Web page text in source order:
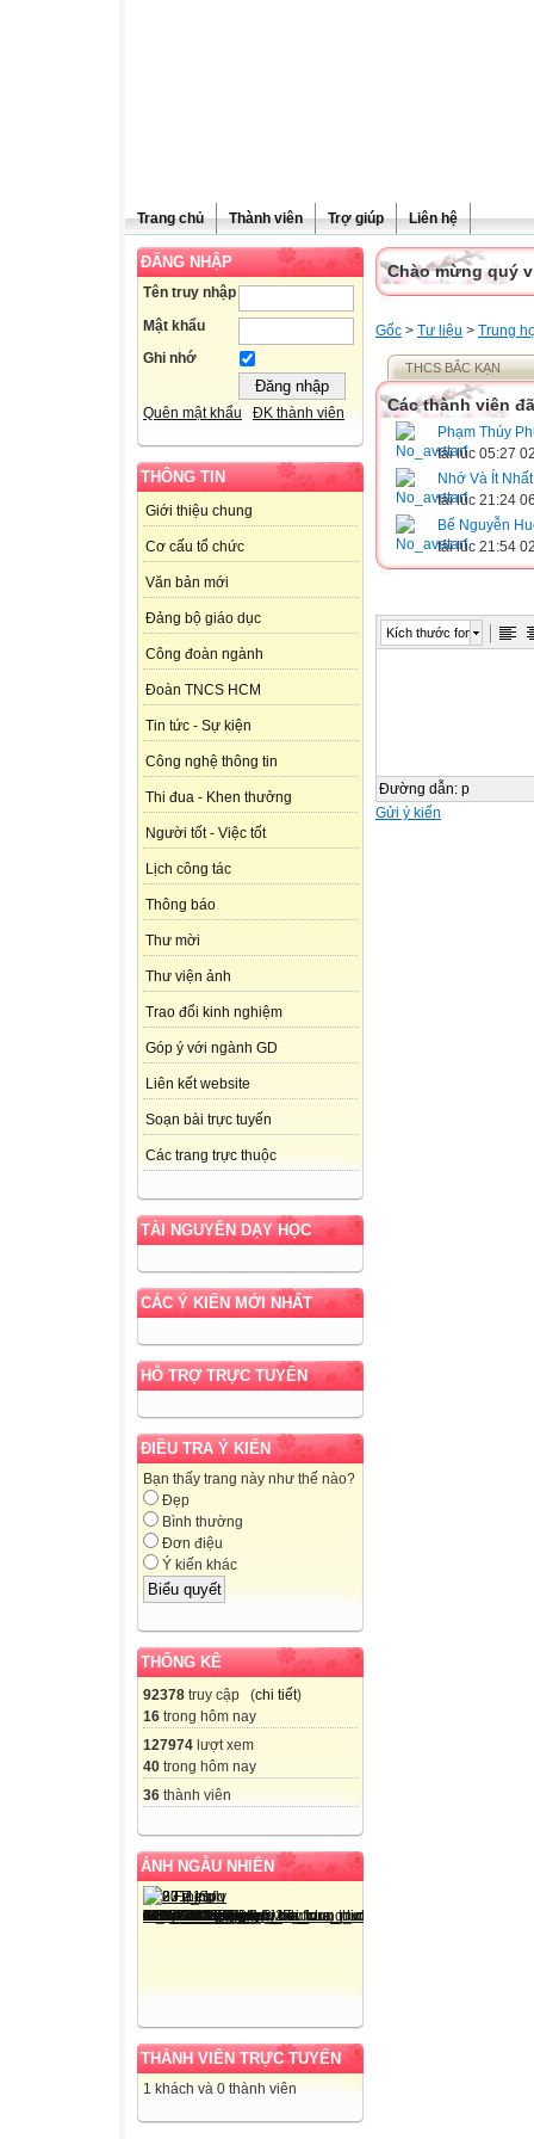
Trang chủ Thành viên Trợ giúp Liên hệ
ĐĂNG NHẬP
Tên truy nhập
Mật khẩu
Ghi nhớ
Quên mật khẩu ĐK thành viên
THÔNG TIN
Giới thiệu chung
Cơ cấu tổ chức
Văn bản mới
Đảng bộ giáo dục
Công đoàn ngành
Đoàn TNCS HCM
Tin tức - Sự kiện
Công nghệ thông tin
Thi đua - Khen thưởng
Người tốt - Việc tốt
Lịch công tác
Thông báo
Thư mời
Thư viện ảnh
Trao đổi kinh nghiệm
Góp ý với ngành GD
Liên kết website
Soạn bài trực tuyến
Các trang trực thuộc
TÀI NGUYÊN DẠY HỌC
CÁC Ý KIẾN MỚI NHẤT
HỖ TRỢ TRỰC TUYẾN
ĐIỀU TRA Ý KIẾN
Bạn thấy trang này như thế nào?
Đẹp
Bình thường
Đơn điệu
Ý kiến khác
THỐNG KÊ
92378 truy cập (chi tiết)
16 trong hôm nay
127974 lượt xem
40 trong hôm nay
36 thành viên
ẢNH NGẪU NHIÊN
THÀNH VIÊN TRỰC TUYẾN
1 khách và 0 thành viên
Chào mừng quý
Gốc > Tư liệu > Trung
THCS BẮC KẠN
Các thành viên
Phạm Thúy
tải lúc 05:27
Nhớ Và Ít Nhất
tải lúc 21:24
Bế Nguyễn
tải lúc 21:54
Kích thước font
Đường dẫn: p
Gửi ý kiến